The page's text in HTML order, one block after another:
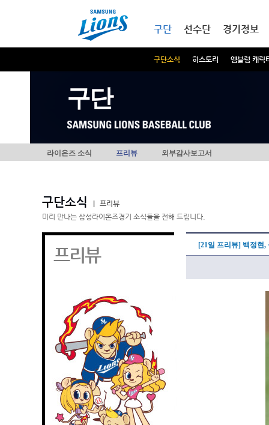
구단
구단소식 히스토리 엠블럼 캐릭
선수단 경기정보
구단
라이온즈 소식 프리뷰 외부감사보고서
구단소식
프리뷰
미리 만나는 삼성라이온즈경기 소식들을 전해 드립니다.
프리뷰 [21일 프리뷰] 백정현